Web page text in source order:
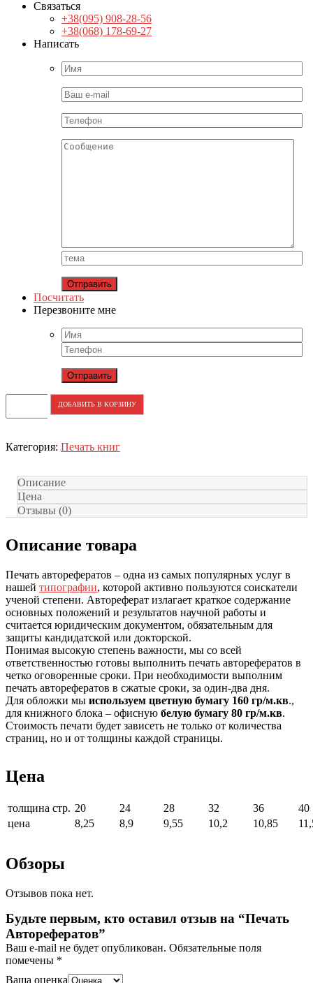
Связаться
+38(095) 908-28-56
+38(068) 178-69-27
Написать
Посчитать
Перезвоните мне
ДОБАВИТЬ В КОРЗИНУ
Категория: Печать книг
Описание
Цена
Отзывы (0)
Описание товара
Печать авторефератов – одна из самых популярных услуг в
нашей типографии, которой активно пользуются соискатели
ученой степени. Автореферат излагает краткое содержание
основных положений и результатов научной работы и
считается юридическим документом, обязательным для
защиты кандидатской или докторской.
Понимая высокую степень важности, мы со всей
ответственностью готовы выполнить печать авторефератов в
четко оговоренные сроки. При необходимости выполним
печать авторефератов в сжатые сроки, за один-два дня.
Для обложки мы используем цветную бумагу 160 гр/м.кв.,
для книжного блока – офисную белую бумагу 80 гр/м.кв.
Стоимость печати будет зависеть не только от количества
страниц, но и от толщины каждой страницы.
Цена
толщина стр. 20 24 28 32 36
40
цена
8,25 8,9 9,55 10,2 10,85
Обзоры
Отзывов пока нет.
Будьте первым, кто оставил отзыв на “Печать
Авторефератов”
Ваш e-mail не будет опубликован. Обязательные поля
помечены *
Ваша оценка